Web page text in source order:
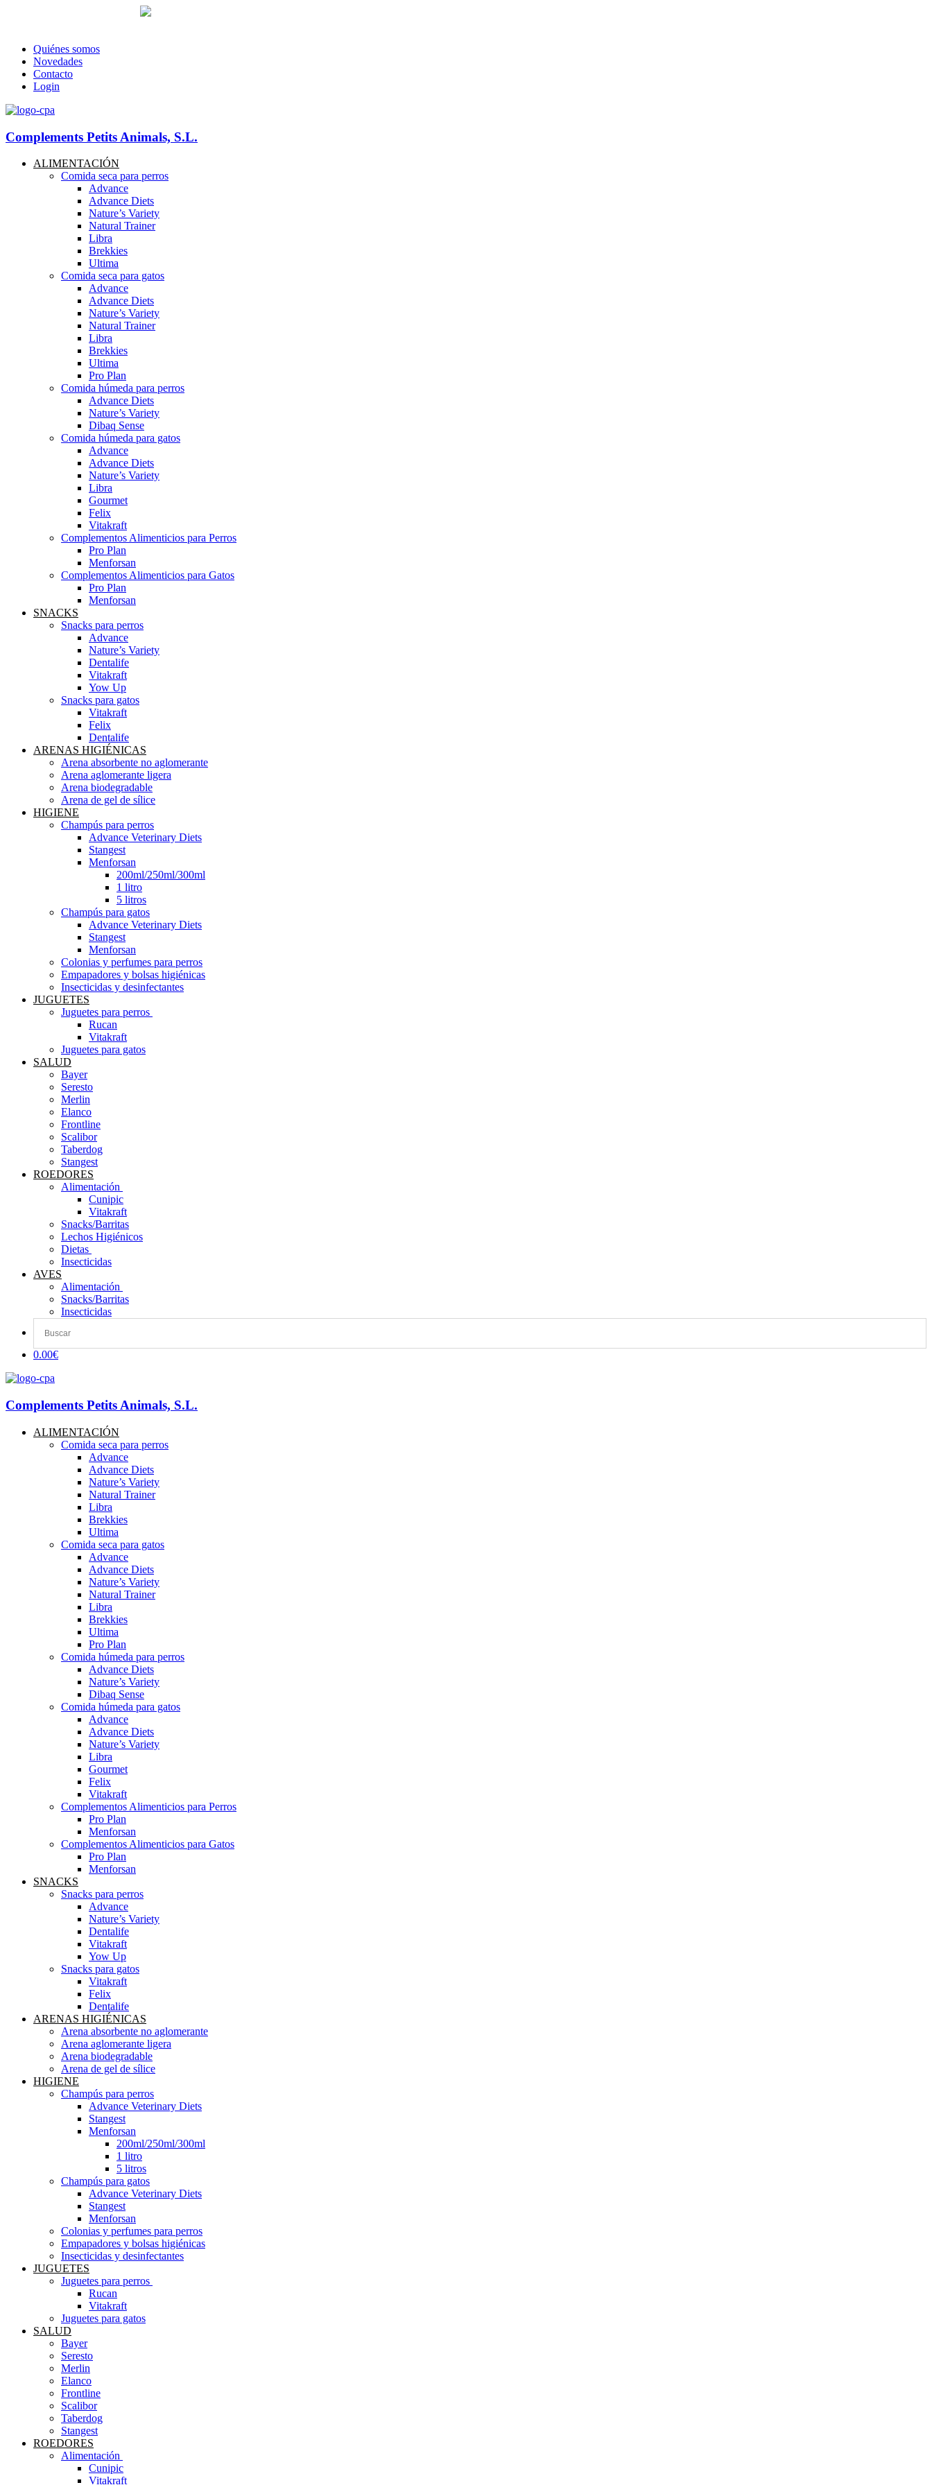
Quiénes somos
Novedades
Contacto
Login
Complements Petits Animals, S.L.
ALIMENTACIÓN
Comida seca para perros
Advance
Advance Diets
Nature’s Variety
Natural Trainer
Libra
Brekkies
Ultima
Comida seca para gatos
Advance
Advance Diets
Nature’s Variety
Natural Trainer
Libra
Brekkies
Ultima
Pro Plan
Comida húmeda para perros
Advance Diets
Nature’s Variety
Dibaq Sense
Comida húmeda para gatos
Advance
Advance Diets
Nature’s Variety
Libra
Gourmet
Felix
Vitakraft
Complementos Alimenticios para Perros
Pro Plan
Menforsan
Complementos Alimenticios para Gatos
Pro Plan
Menforsan
SNACKS
Snacks para perros
Advance
Nature’s Variety
Dentalife
Vitakraft
Yow Up
Snacks para gatos
Vitakraft
Felix
Dentalife
ARENAS HIGIÉNICAS
Arena absorbente no aglomerante
Arena aglomerante ligera
Arena biodegradable
Arena de gel de sílice
HIGIENE
Champús para perros
Advance Veterinary Diets
Stangest
Menforsan
200ml/250ml/300ml
1 litro
5 litros
Champús para gatos
Advance Veterinary Diets
Stangest
Menforsan
Colonias y perfumes para perros
Empapadores y bolsas higiénicas
Insecticidas y desinfectantes
JUGUETES
Juguetes para perros ​
Rucan
Vitakraft
Juguetes para gatos
SALUD
Bayer
Seresto
Merlin
Elanco
Frontline
Scalibor
Taberdog
Stangest
ROEDORES
Alimentación ​
Cunipic
Vitakraft
Snacks/Barritas
Lechos Higiénicos
Dietas ​
Insecticidas
AVES
Alimentación
Snacks/Barritas
Insecticidas
0.00€
Complements Petits Animals, S.L.
ALIMENTACIÓN
Comida seca para perros
Advance
Advance Diets
Nature’s Variety
Natural Trainer
Libra
Brekkies
Ultima
Comida seca para gatos
Advance
Advance Diets
Nature’s Variety
Natural Trainer
Libra
Brekkies
Ultima
Pro Plan
Comida húmeda para perros
Advance Diets
Nature’s Variety
Dibaq Sense
Comida húmeda para gatos
Advance
Advance Diets
Nature’s Variety
Libra
Gourmet
Felix
Vitakraft
Complementos Alimenticios para Perros
Pro Plan
Menforsan
Complementos Alimenticios para Gatos
Pro Plan
Menforsan
SNACKS
Snacks para perros
Advance
Nature’s Variety
Dentalife
Vitakraft
Yow Up
Snacks para gatos
Vitakraft
Felix
Dentalife
ARENAS HIGIÉNICAS
Arena absorbente no aglomerante
Arena aglomerante ligera
Arena biodegradable
Arena de gel de sílice
HIGIENE
Champús para perros
Advance Veterinary Diets
Stangest
Menforsan
200ml/250ml/300ml
1 litro
5 litros
Champús para gatos
Advance Veterinary Diets
Stangest
Menforsan
Colonias y perfumes para perros
Empapadores y bolsas higiénicas
Insecticidas y desinfectantes
JUGUETES
Juguetes para perros ​
Rucan
Vitakraft
Juguetes para gatos
SALUD
Bayer
Seresto
Merlin
Elanco
Frontline
Scalibor
Taberdog
Stangest
ROEDORES
Alimentación ​
Cunipic
Vitakraft